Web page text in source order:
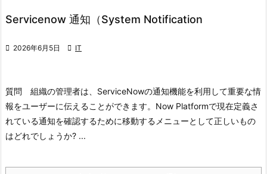
Servicenow 通知（System Notification
 2026年6月5日  IT
質問 組織の管理者は、ServiceNowの通知機能を利用して重要な情
報をユーザーに伝えることができます。Now Platformで現在定義さ
れている通知を確認するために移動するメニューとして正しいもの
はどれでしょうか? ...